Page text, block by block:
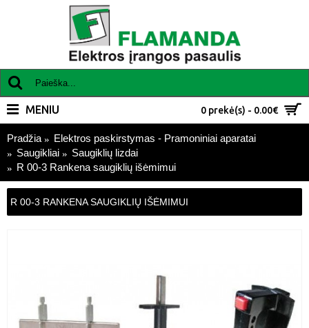
0 prekė(s) - 0.00€
MENIU
Pradžia
Elektros paskirstymas - Pramoniniai aparatai
Saugikliai
Saugiklių lizdai
R 00-3 Rankena saugiklių išėmimui
R 00-3 RANKENA SAUGIKLIŲ IŠĖMIMUI